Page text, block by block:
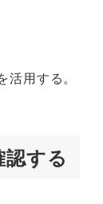
用する。
する